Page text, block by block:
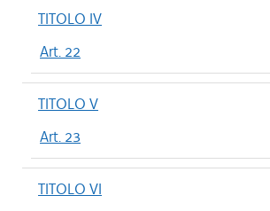
TITOLO IV
Art. 22
TITOLO V
Art. 23
TITOLO VI